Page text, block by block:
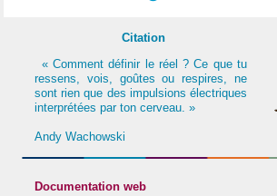
Citation
« Comment définir le réel ? Ce que tu
ressens, vois, goûtes ou respires, ne
sont rien que des impulsions électriques
interprétées par ton cerveau. »
Andy Wachowski
Documentation web